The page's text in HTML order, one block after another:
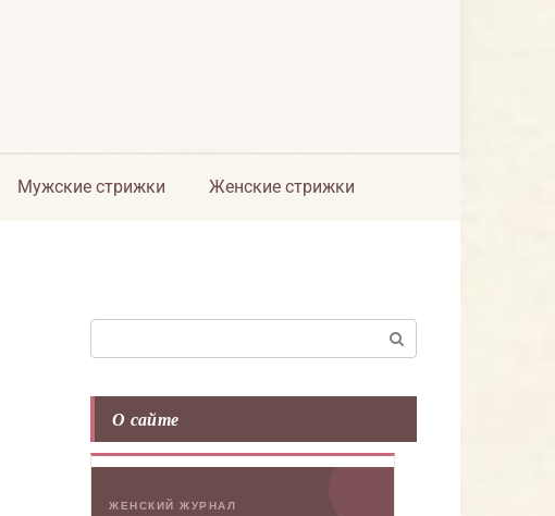
Мужские стрижки Женские стрижки
О сайте
ЖЕНСКИЙ ЖУРНАЛ